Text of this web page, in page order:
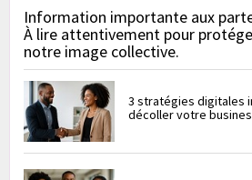
Information importante aux
À lire attentivement pour
notre image collective.
3 stratégies digitales
décoller votre